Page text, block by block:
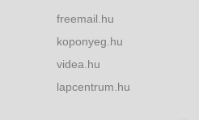
freemail.hu
koponyeg.hu
videa.hu
lapcentrum.hu